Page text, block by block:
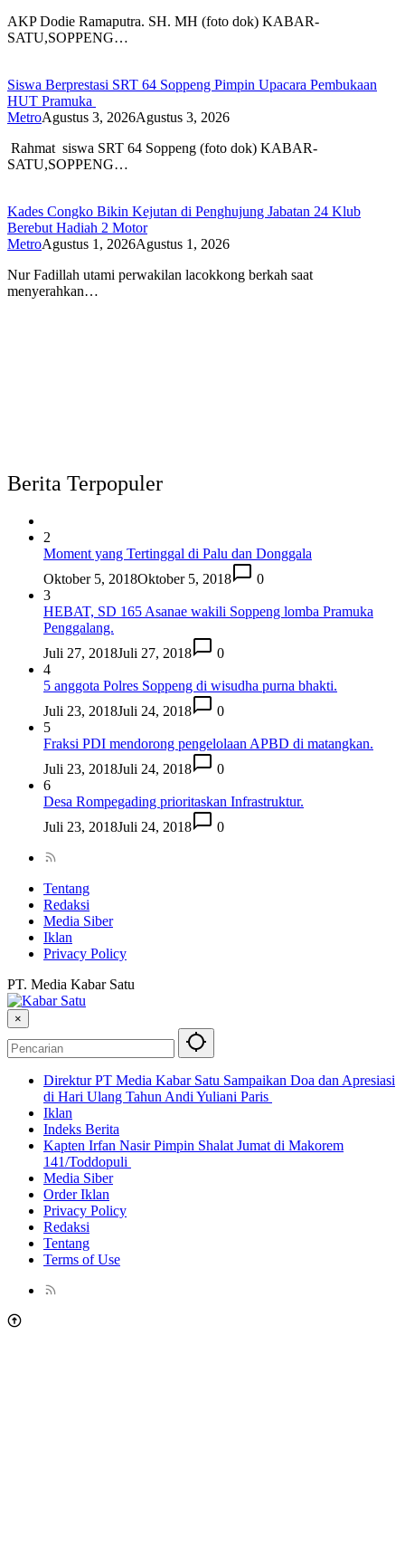
AKP Dodie Ramaputra. SH. MH (foto dok) KABAR-
SATU,SOPPENG…
Siswa Berprestasi SRT 64 Soppeng Pimpin Upacara Pembukaan
HUT Pramuka
MetroAgustus 3, 2026Agustus 3, 2026
Rahmat siswa SRT 64 Soppeng (foto dok) KABAR-
SATU,SOPPENG…
Kades Congko Bikin Kejutan di Penghujung Jabatan 24 Klub
Berebut Hadiah 2 Motor
MetroAgustus 1, 2026Agustus 1, 2026
Nur Fadillah utami perwakilan lacokkong berkah saat
menyerahkan…
Berita Terpopuler
2
Moment yang Tertinggal di Palu dan Donggala
Oktober 5, 2018Oktober 5, 2018
0
3
HEBAT, SD 165 Asanae wakili Soppeng lomba Pramuka
Penggalang.
Juli 27, 2018Juli 27, 2018
0
4
5 anggota Polres Soppeng di wisudha purna bhakti.
Juli 23, 2018Juli 24, 2018
0
5
Fraksi PDI mendorong pengelolaan APBD di matangkan.
Juli 23, 2018Juli 24, 2018
0
6
Desa Rompegading prioritaskan Infrastruktur.
Juli 23, 2018Juli 24, 2018 0
Tentang
Redaksi
Media Siber
Iklan
Privacy Policy
PT. Media Kabar Satu
×
Direktur PT Media Kabar Satu Sampaikan Doa dan Apresiasi
di Hari Ulang Tahun Andi Yuliani Paris
Iklan
Indeks Berita
Kapten Irfan Nasir Pimpin Shalat Jumat di Makorem
141/Toddopuli
Media Siber
Order Iklan
Privacy Policy
Redaksi
Tentang
Terms of Use